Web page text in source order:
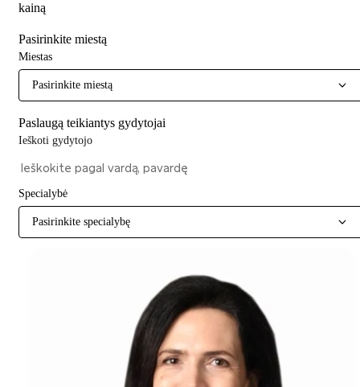
kainą
Pasirinkite miestą
Miestas
Pasirinkite miestą
Paslaugą teikiantys gydytojai
Ieškoti gydytojo
Specialybė
Pasirinkite specialybę